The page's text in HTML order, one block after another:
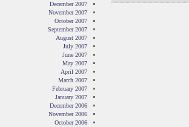
December 2007
November 2007
October 2007
September 2007
August 2007
July 2007
June 2007
May 2007
April 2007
March 2007
February 2007
January 2007
December 2006
November 2006
October 2006